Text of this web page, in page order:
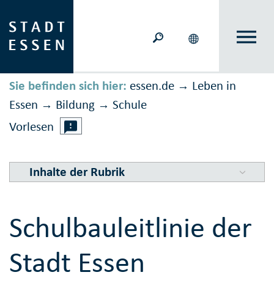
Sie befinden sich hier: essen.de → Leben in
Essen → Bildung → Schule
Vorlesen
Inhalte der Rubrik
Schulbauleitlinie der
Stadt Essen